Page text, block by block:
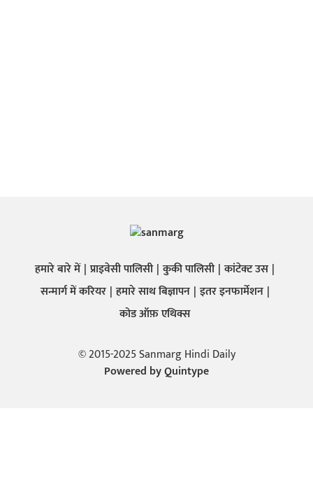
हमारे बारे में प्राइवेसी पालिसी कुकी पालिसी कांटेक्ट उस
सन्मार्ग में करियर हमारे साथ बिज्ञापन इतर इनफार्मेशन
कोड ऑफ़ एथिक्स
© 2015-2025 Sanmarg Hindi Daily
Powered byQuintype